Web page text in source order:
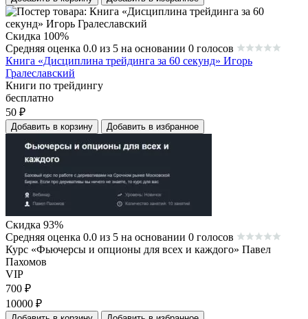
Скидка 100%
Средняя оценка 0.0 из 5 на основании 0 голосов
Книга «Дисциплина трейдинга за 60 секунд» Игорь
Гралеславский
Книги по трейдингу
бесплатно
50 ₽
Добавить в корзину Добавить в избранное
Скидка 93%
Средняя оценка 0.0 из 5 на основании 0 голосов
Курс «Фьючерсы и опционы для всех и каждого» Павел
Пахомов
VIP
700 ₽
10000 ₽